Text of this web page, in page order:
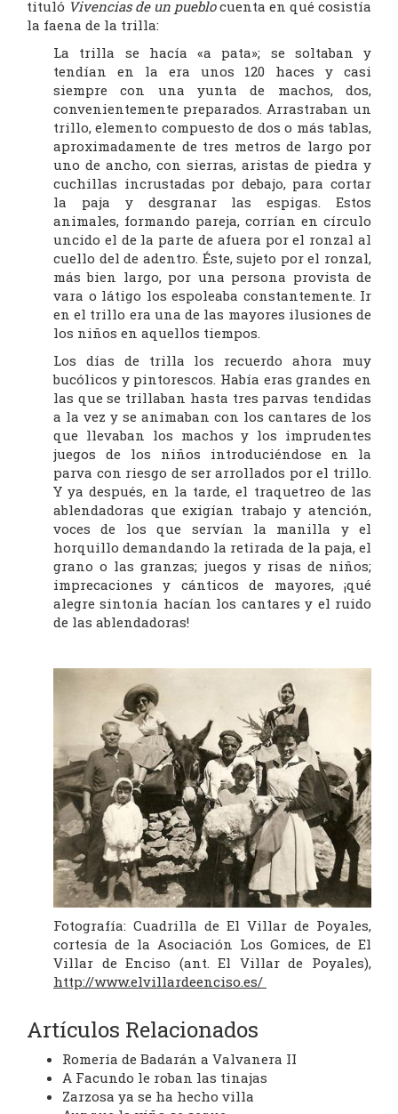
tituló Vivencias de un pueblocuenta en qué cosistía
la faena de la trilla:
La trilla se hacía «a pata»; se soltaban y
tendían en la era unos 120 haces y casi
siempre con una yunta de machos, dos,
convenientemente preparados. Arrastraban un
trillo, elemento compuesto de dos o más tablas,
aproximadamente de tres metros de largo por
uno de ancho, con sierras, aristas de piedra y
cuchillas incrustadas por debajo, para cortar
la paja y desgranar las espigas. Estos
animales, formando pareja, corrían en círculo
uncido el de la parte de afuera por el ronzal al
cuello del de adentro. Éste, sujeto por el ronzal,
más bien largo, por una persona provista de
vara o látigo los espoleaba constantemente. Ir
en el trillo era una de las mayores ilusiones de
los niños en aquellos tiempos.
Los días de trilla los recuerdo ahora muy
bucólicos y pintorescos. Había eras grandes en
las que se trillaban hasta tres parvas tendidas
a la vez y se animaban con los cantares de los
que llevaban los machos y los imprudentes
juegos de los niños introduciéndose en la
parva con riesgo de ser arrollados por el trillo.
Y ya después, en la tarde, el traquetreo de las
ablendadoras que exigían trabajo y atención,
voces de los que servían la manilla y el
horquillo demandando la retirada de la paja, el
grano o las granzas; juegos y risas de niños;
imprecaciones y cánticos de mayores, ¡qué
alegre sintonía hacían los cantares y el ruido
de las ablendadoras!
Fotografía: Cuadrilla de El Villar de Poyales,
cortesía de la Asociación Los Gomices, de El
Villar de Enciso (ant. El Villar de Poyales),
http://www.elvillardeenciso.es/
Artículos Relacionados
Romería de Badarán a Valvanera II
A Facundo le roban las tinajas
Zarzosa ya se ha hecho villa